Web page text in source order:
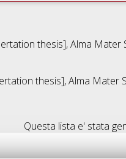
thesis], Alma Mater
thesis], Alma Mater
Questa lista e' stata